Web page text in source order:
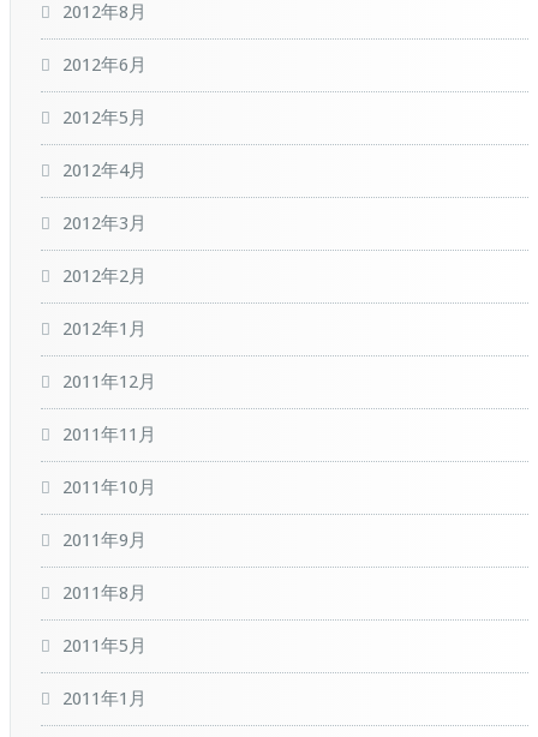
2012年8月
2012年6月
2012年5月
2012年4月
2012年3月
2012年2月
2012年1月
2011年12月
2011年11月
2011年10月
2011年9月
2011年8月
2011年5月
2011年1月